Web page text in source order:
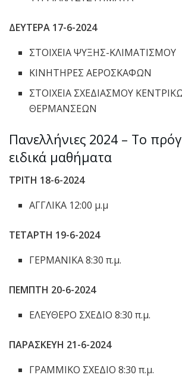
ΔΕΥΤΕΡΑ 17-6-2024
ΣΤΟΙΧΕΙΑ ΨΥΞΗΣ-ΚΛΙΜΑΤΙΣΜΟΥ
ΚΙΝΗΤΗΡΕΣ ΑΕΡΟΣΚΑΦΩΝ
ΣΤΟΙΧΕΙΑ ΣΧΕΔΙΑΣΜΟΥ
ΘΕΡΜΑΝΣΕΩΝ
Πανελλήνιες 2024 – Το
ειδικά μαθήματα
ΤΡΙΤΗ 18-6-2024
ΑΓΓΛΙΚΑ 12:00 μ.μ
ΤΕΤΑΡΤΗ 19-6-2024
ΓΕΡΜΑΝΙΚΑ 8:30 π.μ.
ΠΕΜΠΤΗ 20-6-2024
ΕΛΕΥΘΕΡΟ ΣΧΕΔΙΟ 8:30 π.μ.
ΠΑΡΑΣΚΕΥΗ 21-6-2024
ΓΡΑΜΜΙΚΟ ΣΧΕΔΙΟ 8:30 π.μ.